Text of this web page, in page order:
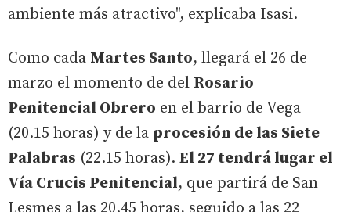
ambiente más atractivo", explicaba Isasi.
Como cada Martes Santo, llegará el 26 de
marzo el momento de del Rosario
Penitencial Obrero en el barrio de Vega
(20.15 horas) y de la procesión de las Siete
Palabras (22.15 horas). El 27 tendrá lugar el
Vía Crucis Penitencial, que partirá de San